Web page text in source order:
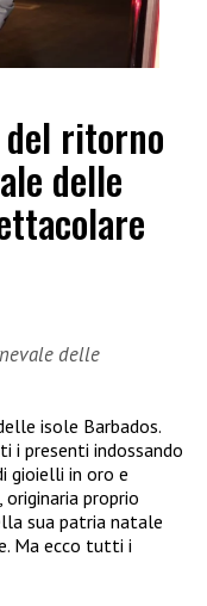
ritorno
delle
delle
isole Barbados.
i presenti indossando
gioielli in oro e
proprio
sua patria natale
Ma ecco tutti i